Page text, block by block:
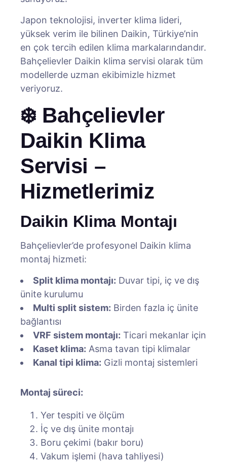
Japon teknolojisi, inverter klima lideri,
yüksek verim ile bilinen Daikin, Türkiye’nin
en çok tercih edilen klima markalarındandır.
Bahçelievler Daikin klima servisi olarak tüm
modellerde uzman ekibimizle hizmet
veriyoruz.
❄️ Bahçelievler
Daikin Klima
Servisi –
Hizmetlerimiz
Daikin Klima Montajı
Bahçelievler’de profesyonel Daikin klima
montaj hizmeti:
Split klima montajı: Duvar tipi, iç ve dış
ünite kurulumu
Multi split sistem: Birden fazla iç ünite
bağlantısı
VRF sistem montajı: Ticari mekanlar için
Kaset klima: Asma tavan tipi klimalar
Kanal tipi klima: Gizli montaj sistemleri
Montaj süreci:
Yer tespiti ve ölçüm
İç ve dış ünite montajı
Boru çekimi (bakır boru)
Vakum işlemi (hava tahliyesi)